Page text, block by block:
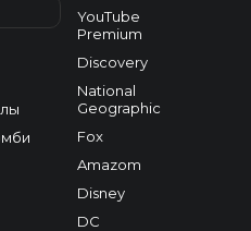
YouTube
Premium
Discovery
National
Geographic
Fox
Amazom
Disney
DC